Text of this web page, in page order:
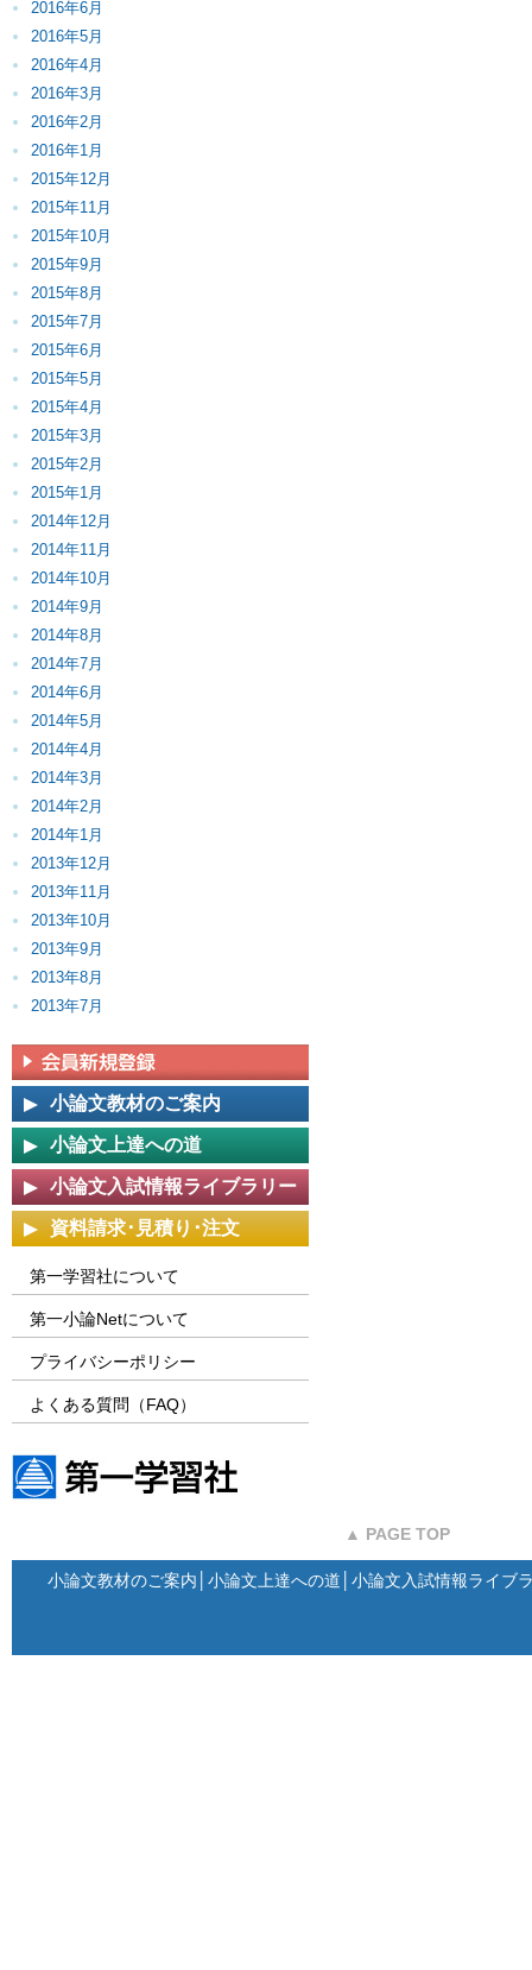
2016年6月
2016年5月
2016年4月
2016年3月
2016年2月
2016年1月
2015年12月
2015年11月
2015年10月
2015年9月
2015年8月
2015年7月
2015年6月
2015年5月
2015年4月
2015年3月
2015年2月
2015年1月
2014年12月
2014年11月
2014年10月
2014年9月
2014年8月
2014年7月
2014年6月
2014年5月
2014年4月
2014年3月
2014年2月
2014年1月
2013年12月
2013年11月
2013年10月
2013年9月
2013年8月
2013年7月
小論文教材のご案内
小論文上達への道
小論文入試情報ライブラリー
資料請求･見積り･注文
第一学習社について
第一小論Netについて
プライバシーポリシー
よくある質問（FAQ）
▲ PAGE TOP
小論文教材のご案内 小論文上達への道 小論文入試情報ライブ